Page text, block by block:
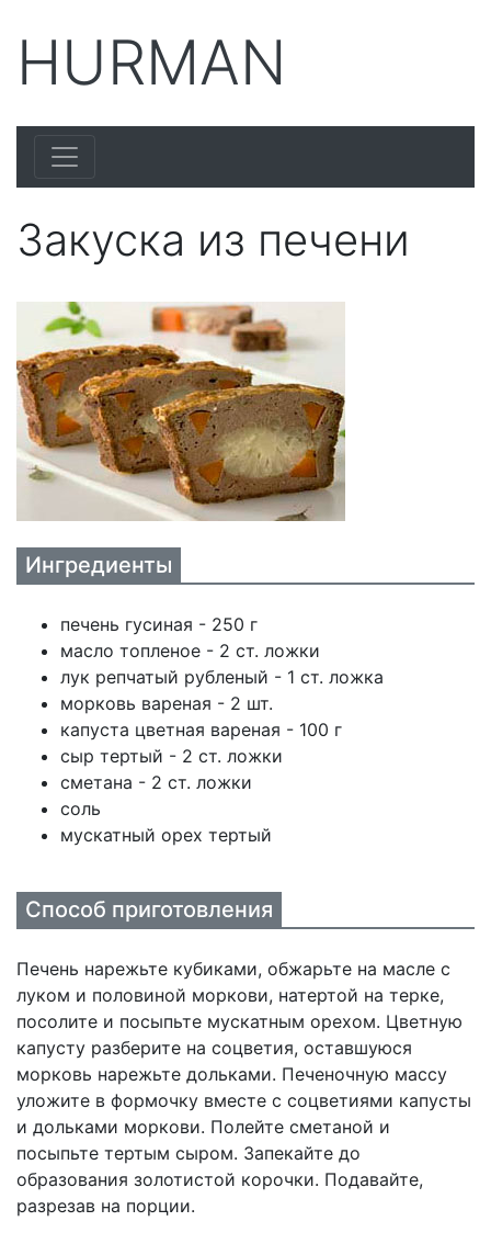
HURMAN
Закуска из печени
Ингредиенты
печень гусиная - 250 г
масло топленое - 2 ст. ложки
лук репчатый рубленый - 1 ст. ложка
морковь вареная - 2 шт.
капуста цветная вареная - 100 г
сыр тертый - 2 ст. ложки
сметана - 2 ст. ложки
соль
мускатный орех тертый
Способ приготовления
Печень нарежьте кубиками, обжарьте на масле с
луком и половиной моркови, натертой на терке,
посолите и посыпьте мускатным орехом. Цветную
капусту разберите на соцветия, оставшуюся
морковь нарежьте дольками. Печеночную массу
уложите в формочку вместе с соцветиями капусты
и дольками моркови. Полейте сметаной и
посыпьте тертым сыром. Запекайте до
образования золотистой корочки. Подавайте,
разрезав на порции.